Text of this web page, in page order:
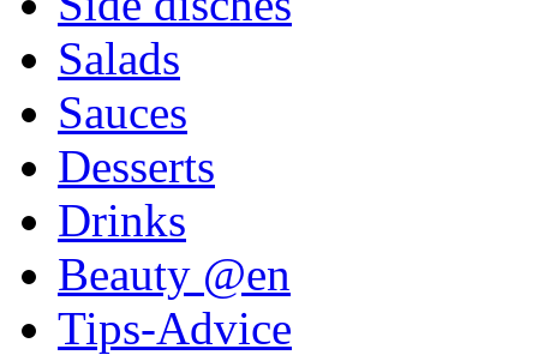
Salads
Sauces
Desserts
Drinks
Beauty @en
Tips-Advice